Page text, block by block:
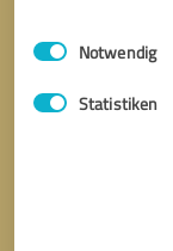
Impressum
Notwendig
Statistiken